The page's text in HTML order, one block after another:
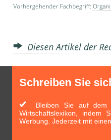
Vorhergehender Fachbegriff:
Diesen Artikel der
Schreiben Sie
Bleiben Sie auf dem
Wirtschaftslexikon, indem
Werbung. Jederzeit mit